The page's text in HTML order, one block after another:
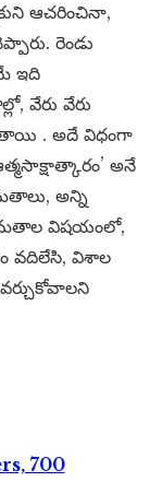
ఆచరించినా,
రెండు
ఇది
వేరు వేరు
. అదే విధంగా
అనే
అన్ని
మతాల విషయంలో,
వదిలేసి, విశాల
700